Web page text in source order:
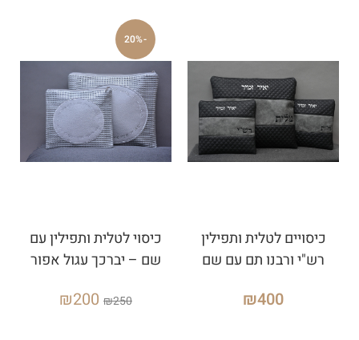
כיסויים לטלית ותפילין
רש"י ורבנו תם עם שם
₪400
-20%
כיסוי לטלית ותפילין עם
שם – יברכך עגול אפור
₪250
₪200